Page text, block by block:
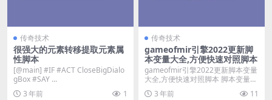
传奇技术
很强大的元素转移提取元素属
性脚本
[@main] #IF #ACT CloseBigDialo
gBox #SAY ...
3 年前
1
传奇技术
gameofmir引擎2022更新脚
本变量大全,方便快速对照脚本
gameofmir引擎2022更新脚本变量
大全,方便快速对照脚本 脚本变量
人物...
3 年前 11